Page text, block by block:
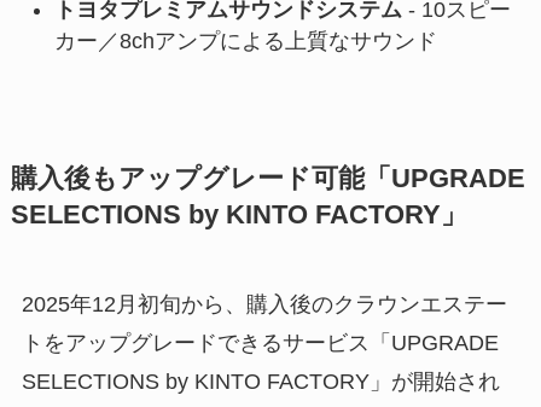
トヨタプレミアムサウンドシステム- 10スピー
カー／8chアンプによる上質なサウンド
購入後もアップグレード可能「UPGRADE
SELECTIONS by KINTO FACTORY」
2025年12月初旬から、購入後のクラウンエステー
トをアップグレードできるサービス「UPGRADE
SELECTIONS by KINTO FACTORY」が開始され